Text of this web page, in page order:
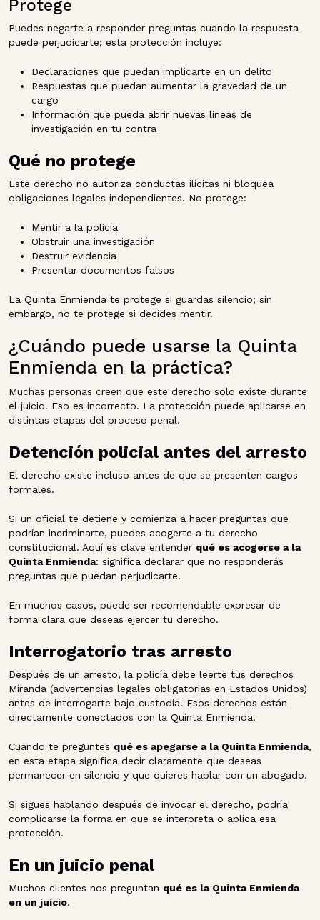
Protege
Puedes negarte a responder preguntas cuando la respuesta
puede perjudicarte; esta protección incluye:
Declaraciones que puedan implicarte en un delito
Respuestas que puedan aumentar la gravedad de un
cargo
Información que pueda abrir nuevas líneas de
investigación en tu contra
Qué no protege
Este derecho no autoriza conductas ilícitas ni bloquea
obligaciones legales independientes. No protege:
Mentir a la policía
Obstruir una investigación
Destruir evidencia
Presentar documentos falsos
La Quinta Enmienda te protege si guardas silencio; sin
embargo, no te protege si decides mentir.
¿Cuándo puede usarse la Quinta
Enmienda en la práctica?
Muchas personas creen que este derecho solo existe durante
el juicio. Eso es incorrecto. La protección puede aplicarse en
distintas etapas del proceso penal.
Detención policial antes del arresto
El derecho existe incluso antes de que se presenten cargos
formales.
Si un oficial te detiene y comienza a hacer preguntas que
podrían incriminarte, puedes acogerte a tu derecho
constitucional. Aquí es clave entender qué es acogerse a la
Quinta Enmienda: significa declarar que no responderás
preguntas que puedan perjudicarte.
En muchos casos, puede ser recomendable expresar de
forma clara que deseas ejercer tu derecho.
Interrogatorio tras arresto
Después de un arresto, la policía debe leerte tus derechos
Miranda (advertencias legales obligatorias en Estados Unidos)
antes de interrogarte bajo custodia. Esos derechos están
directamente conectados con la Quinta Enmienda.
Cuando te preguntes qué es apegarse a la Quinta Enmienda,
en esta etapa significa decir claramente que deseas
permanecer en silencio y que quieres hablar con un abogado.
Si sigues hablando después de invocar el derecho, podría
complicarse la forma en que se interpreta o aplica esa
protección.
En un juicio penal
Muchos clientes nos preguntan qué es la Quinta Enmienda
en un juicio.